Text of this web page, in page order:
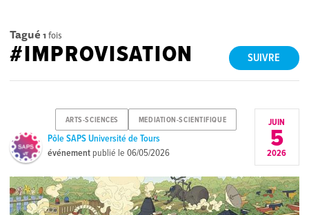
Tagué 1 fois
SUIVRE
#IMPROVISATION
ARTS-SCIENCES MEDIATION-SCIENTIFIQUE
Pôle SAPS Université de Tours
événement publié le06/05/2026
JUIN
5
2026